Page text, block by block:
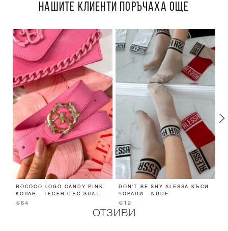
НАШИТЕ КЛИЕНТИ ПОРЪЧАХА ОЩЕ
ROCOCO LOGO CANDY PINK
КОЛАН - ТЕСЕН СЪС ЗЛАТНА
ТОКА
€64
DON'T BE SHY ALESSA КЪСИ
ЧОРАПИ - NUDE
€12
ОТЗИВИ